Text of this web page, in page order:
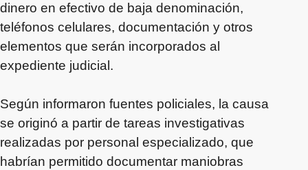
dinero en efectivo de baja denominación,
teléfonos celulares, documentación y otros
elementos que serán incorporados al
expediente judicial.
Según informaron fuentes policiales, la causa
se originó a partir de tareas investigativas
realizadas por personal especializado, que
habrían permitido documentar maniobras